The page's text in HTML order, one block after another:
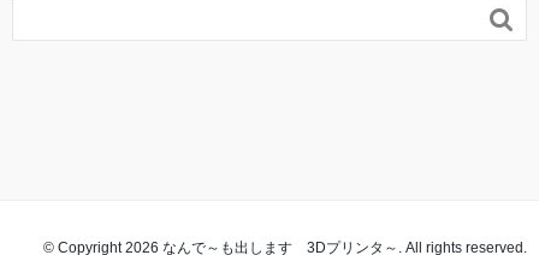

© Copyright 2026 なんで～も出します 3Dプリンタ～. All rights reserved.